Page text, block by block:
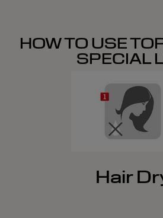
HOW TO USE
SPECIAL
Hair